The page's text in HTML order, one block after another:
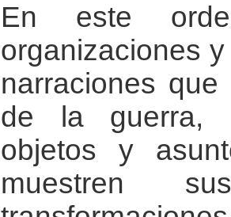
En este
organizaciones
narraciones
de la guerra,
objetos y
muestren